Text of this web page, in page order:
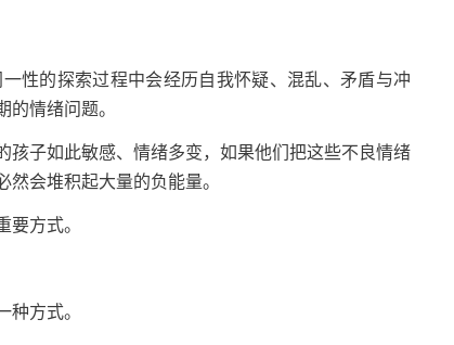
的探索过程中会经历自我怀疑、混乱、矛盾与冲
情绪问题。
子如此敏感、情绪多变，如果他们把这些不良情绪
会堆积起大量的负能量。
方式。
方式。